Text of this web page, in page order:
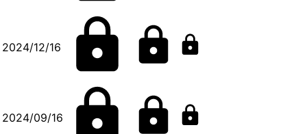
2024/12/16
2024/09/16